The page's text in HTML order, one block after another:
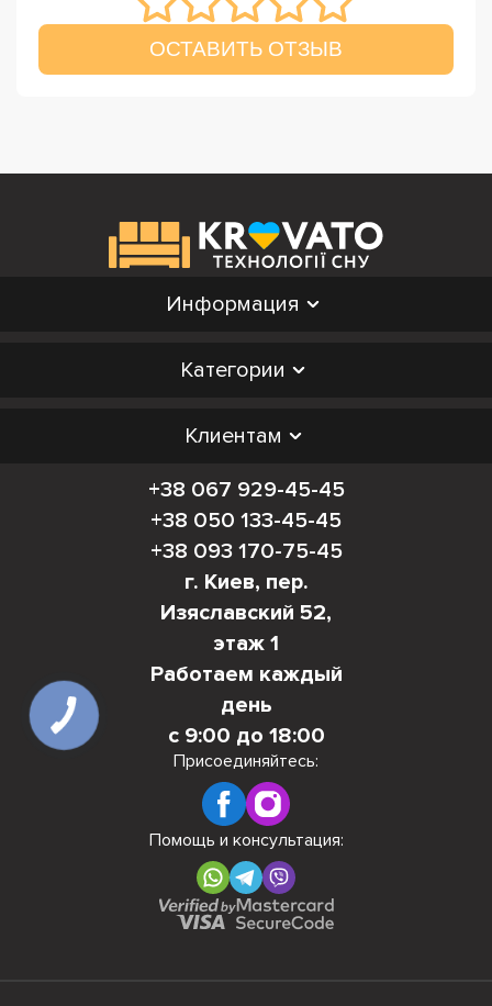
ОСТАВИТЬ ОТЗЫВ
Информация
Категории
Клиентам
+38 067 929-45-45
+38 050 133-45-45
+38 093 170-75-45
г. Киев, пер.
Изяславский 52,
этаж 1
Работаем каждый
день
с 9:00 до 18:00
Присоединяйтесь:
Помощь и консультация: